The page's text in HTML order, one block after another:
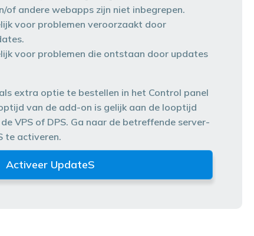
of andere webapps zijn niet inbegrepen.
voor problemen veroorzaakt door
voor problemen die ontstaan door updates
extra optie te bestellen in het Control panel
van de add-on is gelijk aan de looptijd
VPS of DPS. Ga naar de betreffende server-
te activeren.
Activeer UpdateS